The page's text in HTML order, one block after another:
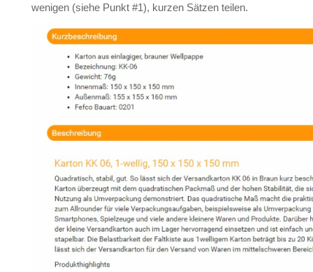
wenigen (siehe Punkt #1), kurzen Sätzen teilen.